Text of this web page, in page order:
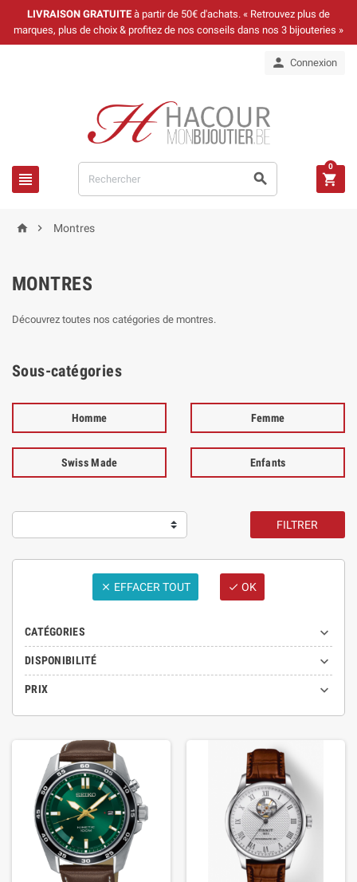
LIVRAISON GRATUITE à partir de 50€ d'achats. « Retrouvez plus de
marques, plus de choix & profitez de nos conseils dans nos 3 bijouteries »
 Connexion
  
0
  Montres
MONTRES
Découvrez toutes nos catégories de montres.
Sous-catégories
Homme Femme
Swiss Made Enfants
FILTRER
 EFFACER TOUT  OK
CATÉGORIES 
DISPONIBILITÉ 
PRIX 